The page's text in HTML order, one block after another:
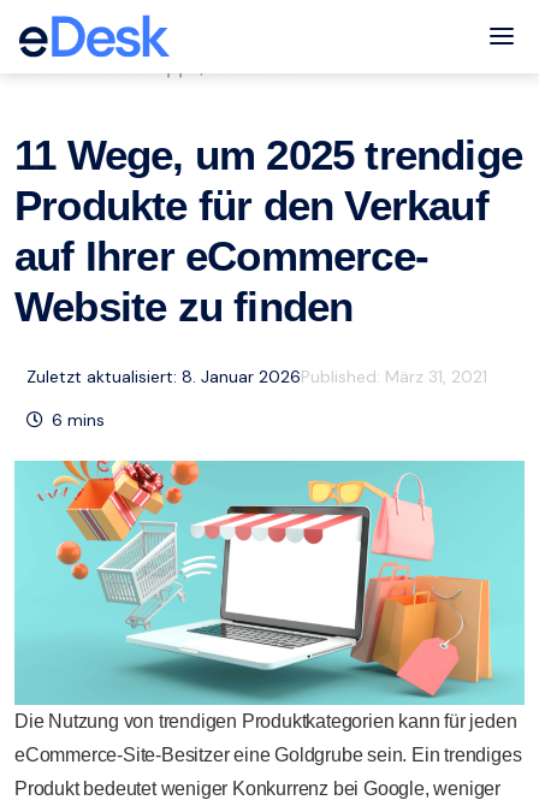
eCommerce Support Central
11 Wege, um 2025 trendige
Produkte für den Verkauf
auf Ihrer eCommerce-
Website zu finden
Zuletzt aktualisiert: 8. Januar 2026Published: März 31, 2021
6 mins
Die Nutzung von trendigen Produktkategorien kann für jeden
eCommerce-Site-Besitzer eine Goldgrube sein. Ein trendiges
Produkt bedeutet weniger Konkurrenz bei Google, weniger